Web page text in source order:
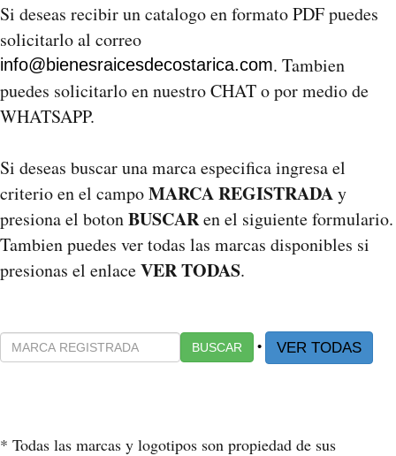
Si deseas recibir un catalogo en formato PDF puedes
solicitarlo al correo
info@bienesraicesdecostarica.com. Tambien
puedes solicitarlo en nuestro CHAT o por medio de
WHATSAPP.
Si deseas buscar una marca especifica ingresa el
criterio en el campoMARCA REGISTRADAy
presiona el botonBUSCARen el siguiente formulario.
Tambien puedes ver todas las marcas disponibles si
presionas el enlaceVER TODAS.
BUSCAR • VER TODAS
* Todas las marcas y logotipos son propiedad de sus